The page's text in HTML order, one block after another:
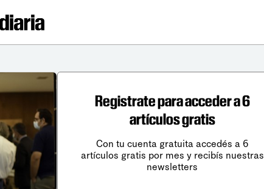
Registrate para acceder a 6
artículos gratis
Con tu cuenta gratuita accedés a 6
artículos gratis por mes y recibís nuestras
newsletters